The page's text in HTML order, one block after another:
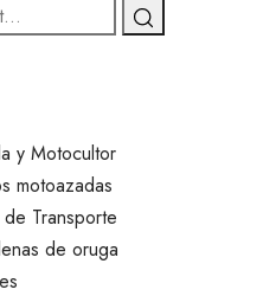
y Motocultor
motoazadas
Transporte
de oruga